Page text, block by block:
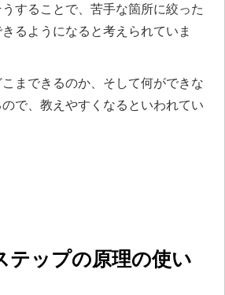
うすることで、苦手な箇所に絞った
るようになると考えられていま
まできるのか、そして何ができな
で、教えやすくなるといわれてい
テップの原理の使い